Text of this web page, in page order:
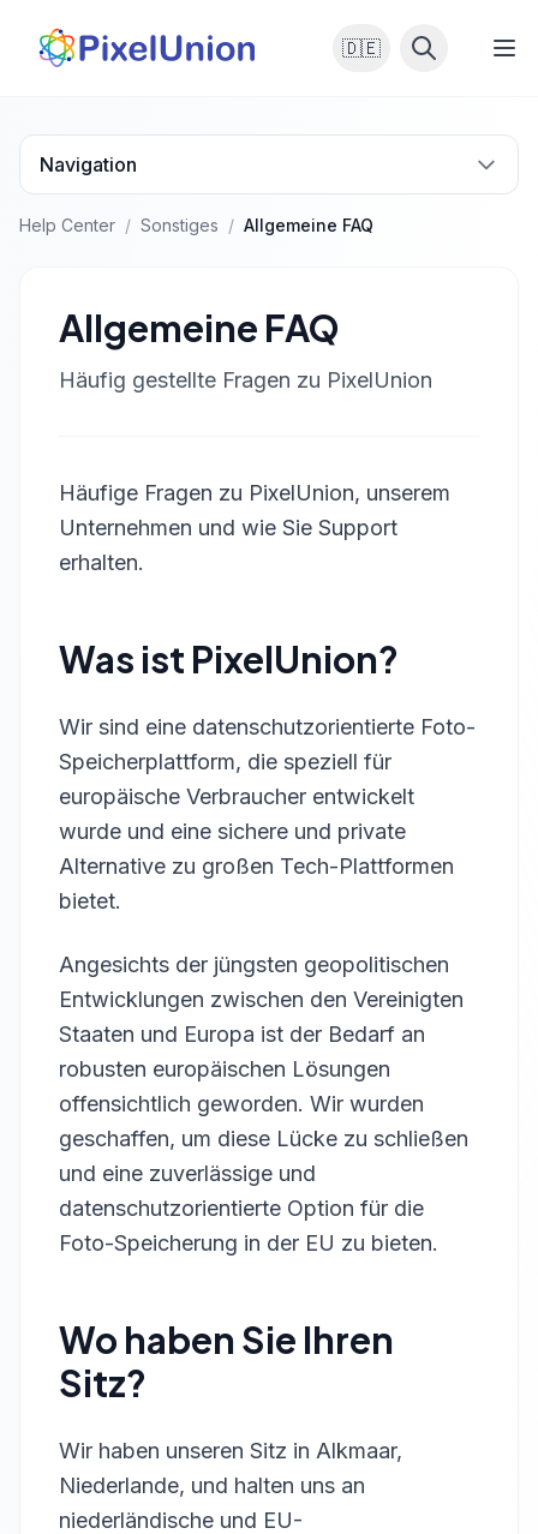
🇩🇪
Navigation
Help Center / Sonstiges / Allgemeine FAQ
Allgemeine FAQ
Häufig gestellte Fragen zu PixelUnion
Häufige Fragen zu PixelUnion, unserem
Unternehmen und wie Sie Support
erhalten.
Was ist PixelUnion?
Wir sind eine datenschutzorientierte Foto-
Speicherplattform, die speziell für
europäische Verbraucher entwickelt
wurde und eine sichere und private
Alternative zu großen Tech-Plattformen
bietet.
Angesichts der jüngsten geopolitischen
Entwicklungen zwischen den Vereinigten
Staaten und Europa ist der Bedarf an
robusten europäischen Lösungen
offensichtlich geworden. Wir wurden
geschaffen, um diese Lücke zu schließen
und eine zuverlässige und
datenschutzorientierte Option für die
Foto-Speicherung in der EU zu bieten.
Wo haben Sie Ihren
Sitz?
Wir haben unseren Sitz in Alkmaar,
Niederlande, und halten uns an
niederländische und EU-